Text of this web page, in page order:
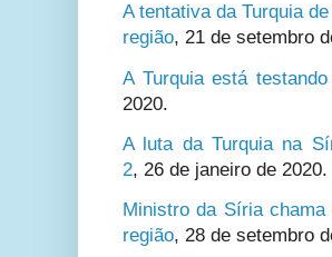
A tentativa da Turquia
região, 21 de setembro
A Turquia está
2020.
A luta da Turquia na
2, 26 de janeiro de 2020.
Ministro da Síria
região, 28 de setembro